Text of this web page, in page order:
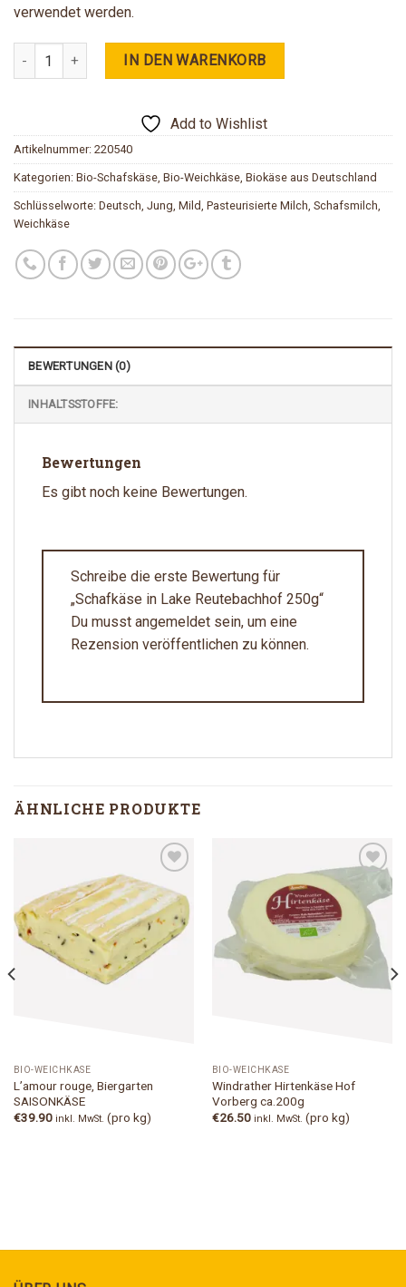
verwendet werden.
Schafkäse in Lake Reutebachhof 250g Menge
IN DEN WARENKORB
Add to Wishlist
Artikelnummer: 220540
Kategorien: Bio-Schafskäse Bio-Weichkäse Biokäse aus Deutschland
Schlüsselworte: Deutsch Jung Mild Pasteurisierte Milch Schafsmilch
Weichkäse
BEWERTUNGEN (0)
INHALTSSTOFFE:
Bewertungen
Es gibt noch keine Bewertungen.
Schreibe die erste Bewertung für
„Schafkäse in Lake Reutebachhof 250g“
Du musst angemeldet sein, um eine
Rezension veröffentlichen zu können.
ÄHNLICHE PRODUKTE
Add to
Wishlist
BIO-WEICHKÄSE
L’amour rouge, Biergarten
SAISONKÄSE
€39.90 inkl. MwSt. (pro kg)
Add to
Wishlist
BIO-WEICHKÄSE
Windrather Hirtenkäse Hof
Vorberg ca.200g
€26.50 inkl. MwSt. (pro kg)